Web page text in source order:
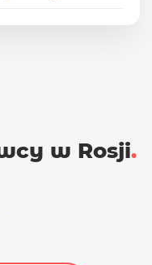
w Rosji.